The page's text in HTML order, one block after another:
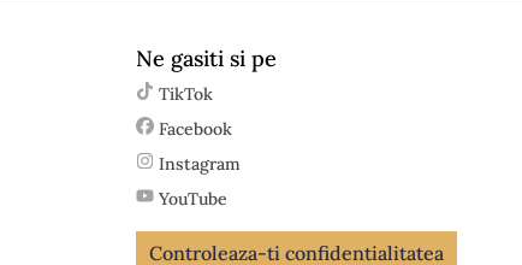
Ne gasiti si pe
TikTok
Facebook
Instagram
YouTube
Controleaza-ti confidentialitatea